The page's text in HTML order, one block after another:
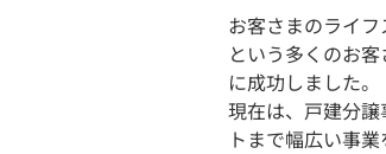
お客さまのライ
という多くのお
に成功しました。
現在は、戸建分
トまで幅広い事業